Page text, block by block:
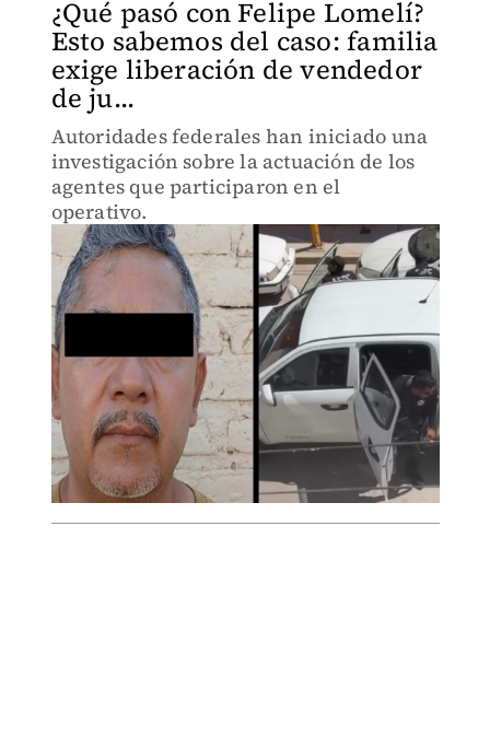
¿Qué pasó con Felipe Lomelí?
Esto sabemos del caso: familia
exige liberación de vendedor
de ju...
Autoridades federales han iniciado una
investigación sobre la actuación de los
agentes que participaron en el
operativo.